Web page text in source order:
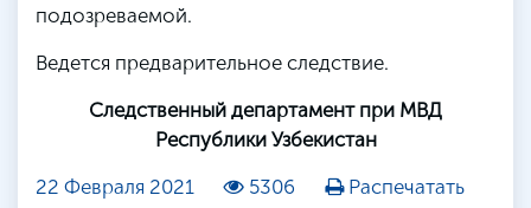
подозреваемой.
Ведется предварительное следствие.
Следственный департамент при МВД
Республики Узбекистан
22 Февраля 2021
5306
Распечатать